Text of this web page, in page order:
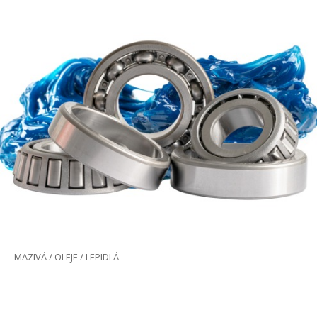
MAZIVÁ / OLEJE / LEPIDLÁ